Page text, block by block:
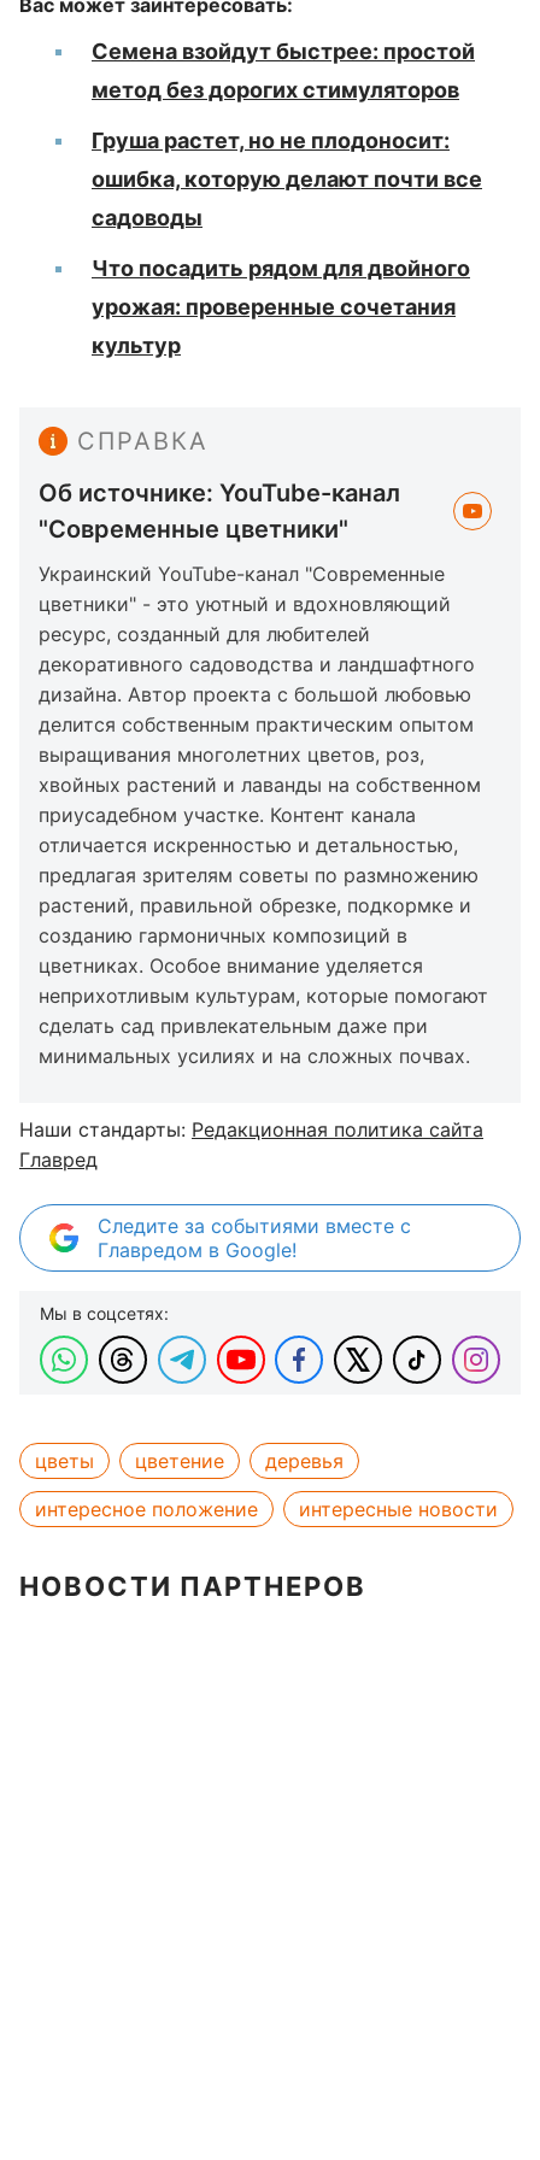
Вас может заинтересовать:
Семена взойдут быстрее: простой
метод без дорогих стимуляторов
Груша растет, но не плодоносит:
ошибка, которую делают почти все
садоводы
Что посадить рядом для двойного
урожая: проверенные сочетания
культур
СПРАВКА
Об источнике: YouTube-канал
"Современные цветники"
Украинский YouTube-канал "Современные
цветники" - это уютный и вдохновляющий
ресурс, созданный для любителей
декоративного садоводства и ландшафтного
дизайна. Автор проекта с большой любовью
делится собственным практическим опытом
выращивания многолетних цветов, роз,
хвойных растений и лаванды на собственном
приусадебном участке. Контент канала
отличается искренностью и детальностью,
предлагая зрителям советы по размножению
растений, правильной обрезке, подкормке и
созданию гармоничных композиций в
цветниках. Особое внимание уделяется
неприхотливым культурам, которые помогают
сделать сад привлекательным даже при
минимальных усилиях и на сложных почвах.
Наши стандарты: Редакционная политика сайта
Главред
Следите за событиями вместе с
Главредом в Google!
Мы в соцсетях:
цветы цветение
деревья
интересное положение
интересные новости
НОВОСТИ ПАРТНЕРОВ